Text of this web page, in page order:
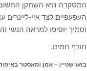
המסקרה היא השחקן החשוב
העפעפיים לצד איי-ליינרים
וסמיך יוסיפו למראה הנשי
חורף חמים.
בועז שטיין – אמן ומאסטר